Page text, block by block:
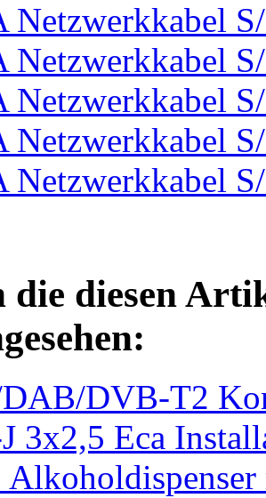
Netzwerkkabel
Netzwerkkabel
Netzwerkkabel
Netzwerkkabel
Netzwerkkabel
diesen
DVB-T2
3x2,5 Eca